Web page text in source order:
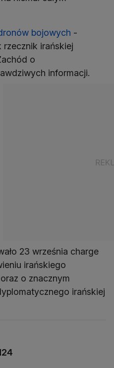
bojowych -
rzecznik irańskiej
o
informacji.
23 września charge
irańskiego
o znacznym
irańskiej